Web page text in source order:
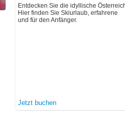
Entdecken Sie die idyllische
Hier finden Sie Skiurlaub, erfahrene
und für den Anfänger.
Jetzt buchen